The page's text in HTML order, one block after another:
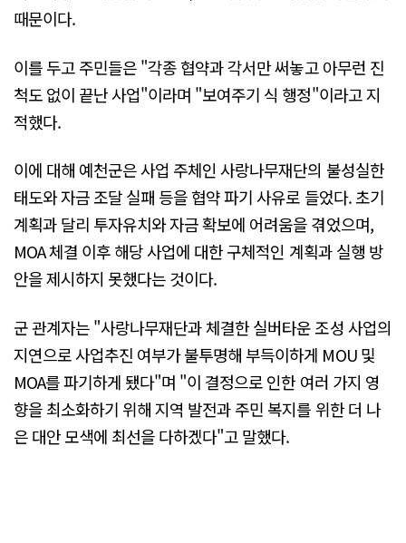
때문이다.
이를 두고 주민들은 "각종 협약과 각서만 써놓고 아무런 진
척도 없이 끝난 사업"이라며 "보여주기 식 행정"이라고 지
적했다.
이에 대해 예천군은 사업 주체인 사랑나무재단의 불성실한
태도와 자금 조달 실패 등을 협약 파기 사유로 들었다. 초기
계획과 달리 투자유치와 자금 확보에 어려움을 겪었으며,
MOA 체결 이후 해당 사업에 대한 구체적인 계획과 실행 방
안을 제시하지 못했다는 것이다.
군 관계자는 "사랑나무재단과 체결한 실버타운 조성 사업의
지연으로 사업추진 여부가 불투명해 부득이하게 MOU 및
MOA를 파기하게 됐다"며 "이 결정으로 인한 여러 가지 영
향을 최소화하기 위해 지역 발전과 주민 복지를 위한 더 나
은 대안 모색에 최선을 다하겠다"고 말했다.